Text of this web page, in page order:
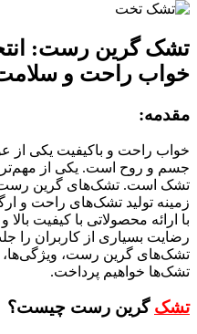
تشک گرین رست:
خواب راحت و
مقدمه:
خواب راحت و باکیفیت یکی از
جسم و روح است. یکی از
تشک است. تشک‌های گرین رست
زمینه تولید تشک‌های راحت و
با ارائه محصولاتی با کیفیت
رضایت بسیاری از کاربران را
تشک‌های گرین رست، ویژگی‌ها،
تشک‌ها خواهیم پرداخت.
تشک گرین رست چیست؟